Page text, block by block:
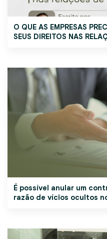
O QUE AS EMPRESAS
SEUS DIREITOS NAS
É possível anular um
razão de vícios ocultos